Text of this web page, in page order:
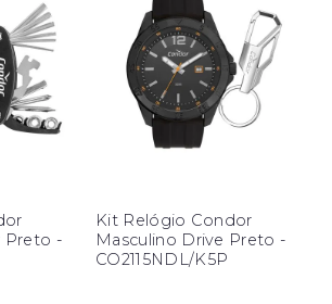
Preto -
Kit Relógio Condor
Masculino Drive Preto -
CO2115NDL/K5P